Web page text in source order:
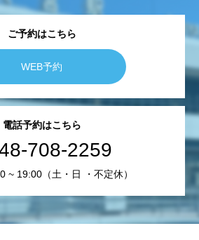
ご予約はこちら
WEB予約
電話予約はこちら
708-2259
~ 19:00（土・日 ・不定休）